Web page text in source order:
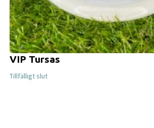
VIP Tursas
Tillfälligt slut